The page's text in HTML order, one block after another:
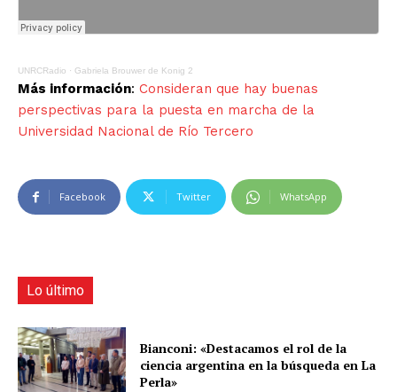
UNRCRadio · Gabriela Brouwer de Konig 2
Más información: Consideran que hay buenas
perspectivas para la puesta en marcha de la
Universidad Nacional de Río Tercero
Facebook Twitter WhatsApp
Lo último
Bianconi: «Destacamos el rol de la
ciencia argentina en la búsqueda en La
Perla»